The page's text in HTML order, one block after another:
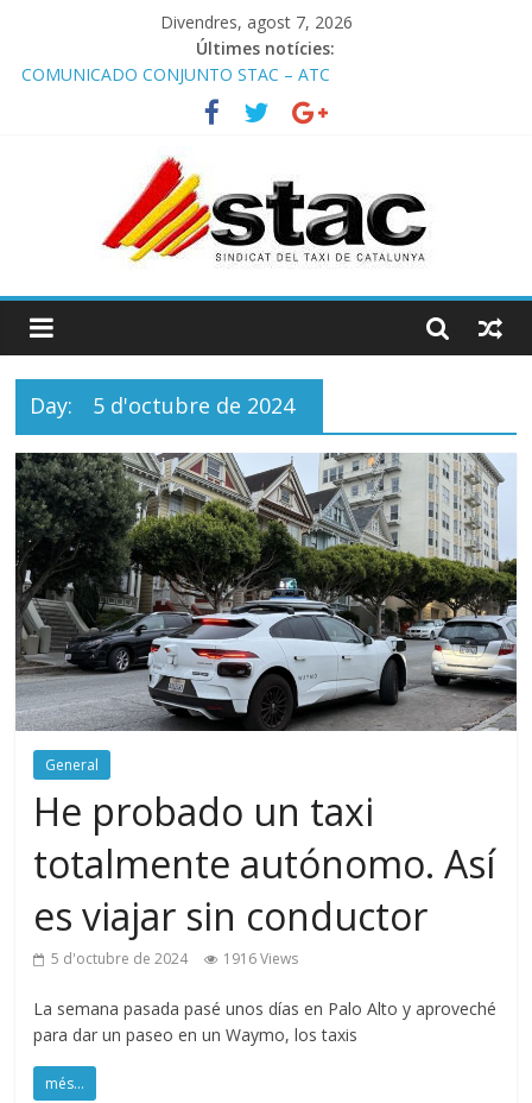
Divendres, agost 7, 2026
Últimes notícies:
COMUNICADO CONJUNTO STAC – ATC
Comunicado STAC/ ATC de la reunión con los Mossos d
‘Esquadra del aeropuerto de Barcelona.
Programa de Radio TAXI LIBRE 29.07.2026 en COOLTURA FM.
STAC/ATC SOLICITAN TAULA TÈCNICA PARA MEJORAR LA
OPERATIVA DE ENTRADA EN EL PUERTO DE BARCELONA.
Programa de Radio TAXI LIBRE 22.07.2026 en COOLTURA FM.
Day: 5 d'octubre de 2024
General
He probado un taxi
totalmente autónomo. Así
es viajar sin conductor
5 d'octubre de 2024 1916 Views
La semana pasada pasé unos días en Palo Alto y aproveché
para dar un paseo en un Waymo, los taxis
més...